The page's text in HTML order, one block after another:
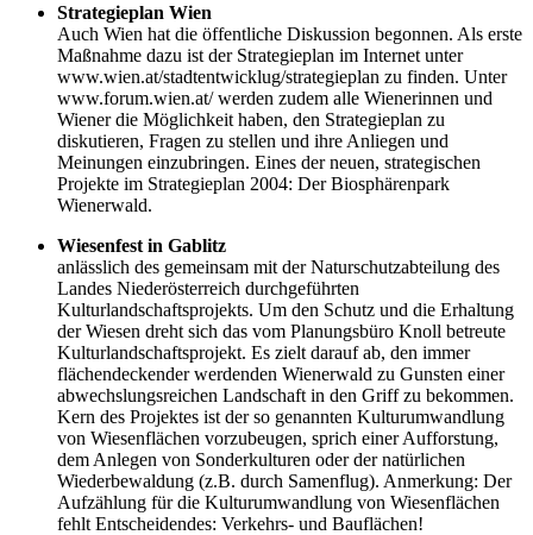
Strategieplan Wien
Auch Wien hat die öffentliche Diskussion begonnen. Als erste
Maßnahme dazu ist der Strategieplan im Internet unter
www.wien.at/stadtentwicklug/strategieplan zu finden. Unter
www.forum.wien.at/ werden zudem alle Wienerinnen und
Wiener die Möglichkeit haben, den Strategieplan zu
diskutieren, Fragen zu stellen und ihre Anliegen und
Meinungen einzubringen. Eines der neuen, strategischen
Projekte im Strategieplan 2004: Der Biosphärenpark
Wienerwald.
Wiesenfest in Gablitz
anlässlich des gemeinsam mit der Naturschutzabteilung des
Landes Niederösterreich durchgeführten
Kulturlandschaftsprojekts. Um den Schutz und die Erhaltung
der Wiesen dreht sich das vom Planungsbüro Knoll betreute
Kulturlandschaftsprojekt. Es zielt darauf ab, den immer
flächendeckender werdenden Wienerwald zu Gunsten einer
abwechslungsreichen Landschaft in den Griff zu bekommen.
Kern des Projektes ist der so genannten Kulturumwandlung
von Wiesenflächen vorzubeugen, sprich einer Aufforstung,
dem Anlegen von Sonderkulturen oder der natürlichen
Wiederbewaldung (z.B. durch Samenflug). Anmerkung: Der
Aufzählung für die Kulturumwandlung von Wiesenflächen
fehlt Entscheidendes: Verkehrs- und Bauflächen!